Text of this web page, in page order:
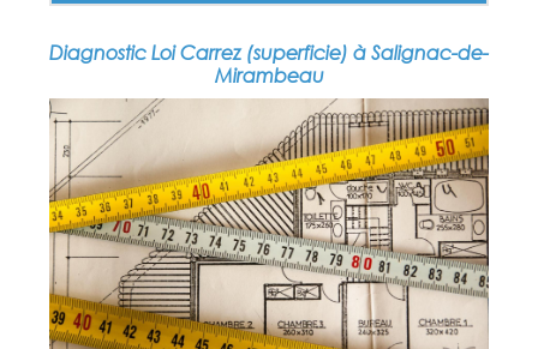
Diagnostic Loi Carrez (superficie) à Salignac-de-
Mirambeau